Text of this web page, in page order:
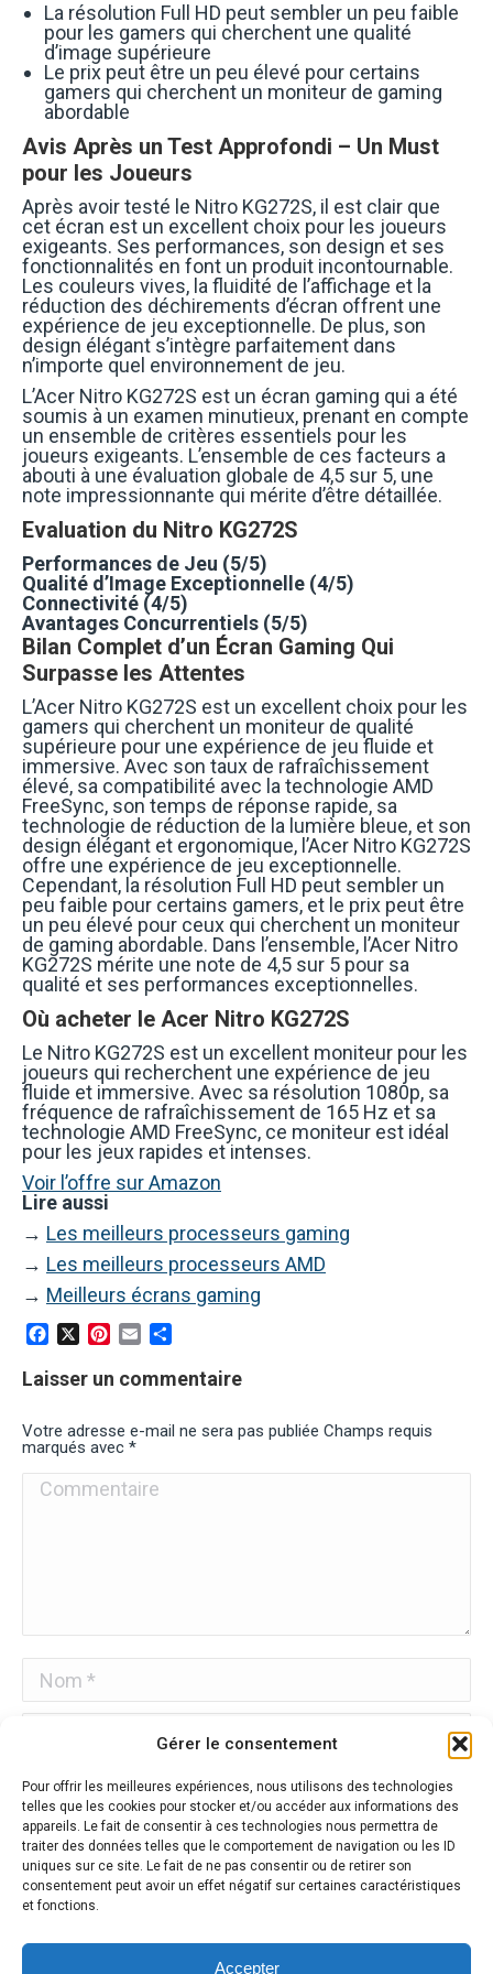
Gérer le consentement
Pour offrir les meilleures expériences, nous utilisons des technologies
telles que les cookies pour stocker et/ou accéder aux informations des
appareils. Le fait de consentir à ces technologies nous permettra de
traiter des données telles que le comportement de navigation ou les ID
uniques sur ce site. Le fait de ne pas consentir ou de retirer son
consentement peut avoir un effet négatif sur certaines caractéristiques
et fonctions.
Accepter
La résolution Full HD peut sembler un peu faible
pour les gamers qui cherchent une qualité
d’image supérieure
Le prix peut être un peu élevé pour certains
gamers qui cherchent un moniteur de gaming
abordable
Avis Après un Test Approfondi – Un Must
pour les Joueurs
Après avoir testé le Nitro KG272S, il est clair que
cet écran est un excellent choix pour les joueurs
exigeants. Ses performances, son design et ses
fonctionnalités en font un produit incontournable.
Les couleurs vives, la fluidité de l’affichage et la
réduction des déchirements d’écran offrent une
expérience de jeu exceptionnelle. De plus, son
design élégant s’intègre parfaitement dans
n’importe quel environnement de jeu.
L’Acer Nitro KG272S est un écran gaming qui a été
soumis à un examen minutieux, prenant en compte
un ensemble de critères essentiels pour les
joueurs exigeants. L’ensemble de ces facteurs a
abouti à une évaluation globale de 4,5 sur 5, une
note impressionnante qui mérite d’être détaillée.
Evaluation du Nitro KG272S
Performances de Jeu (5/5)
Qualité d’Image Exceptionnelle (4/5)
Connectivité (4/5)
Avantages Concurrentiels (5/5)
Bilan Complet d’un Écran Gaming Qui
Surpasse les Attentes
L’Acer Nitro KG272S est un excellent choix pour les
gamers qui cherchent un moniteur de qualité
supérieure pour une expérience de jeu fluide et
immersive. Avec son taux de rafraîchissement
élevé, sa compatibilité avec la technologie AMD
FreeSync, son temps de réponse rapide, sa
technologie de réduction de la lumière bleue, et son
design élégant et ergonomique, l’Acer Nitro KG272S
offre une expérience de jeu exceptionnelle.
Cependant, la résolution Full HD peut sembler un
peu faible pour certains gamers, et le prix peut être
un peu élevé pour ceux qui cherchent un moniteur
de gaming abordable. Dans l’ensemble, l’Acer Nitro
KG272S mérite une note de 4,5 sur 5 pour sa
qualité et ses performances exceptionnelles.
Où acheter le Acer Nitro KG272S
Le Nitro KG272S est un excellent moniteur pour les
joueurs qui recherchent une expérience de jeu
fluide et immersive. Avec sa résolution 1080p, sa
fréquence de rafraîchissement de 165 Hz et sa
technologie AMD FreeSync, ce moniteur est idéal
pour les jeux rapides et intenses.
Voir l’offre sur Amazon
Lire aussi
→ Les meilleurs processeurs gaming
→ Les meilleurs processeurs AMD
→ Meilleurs écrans gaming
FacebookPinterest
Email
Laisser un commentaire
Votre adresse e-mail ne sera pas publiée Champs requis
marqués avec *
Commentaire
E-mail *
Site Web
Enregistrez mon nom, mon e-mail et mon site Web dans
ce navigateur pour la prochaine fois que je commenterai.